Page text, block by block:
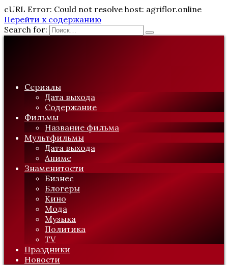
cURL Error: Could not resolve host: agriflor.online
Перейти к содержанию
Search for:
Сериалы
Дата выхода
Содержание
Фильмы
Название фильма
Мультфильмы
Дата выхода
Аниме
Знаменитости
Бизнес
Блогеры
Кино
Мода
Музыка
Политика
TV
Праздники
Новости